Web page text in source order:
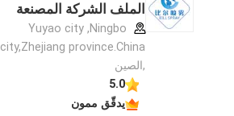
الملف الشركة المصنعة
Yuyao city ,Ningbo
city,Zhejiang province.China
,الصين
5.0
يدقّق ممون